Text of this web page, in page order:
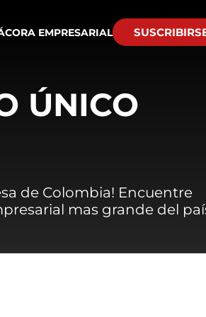
EMPRESARIAL
ÚNICO
de Colombia! Encuentre
mas grande del